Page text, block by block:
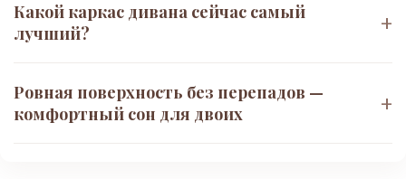
Какой каркас дивана сейчас самый
лучший?
+
• Каркас: мебельная фанера + фанерный брус +
металлокаркас
Ровная поверхность без перепадов —
комфортный сон для двоих
+